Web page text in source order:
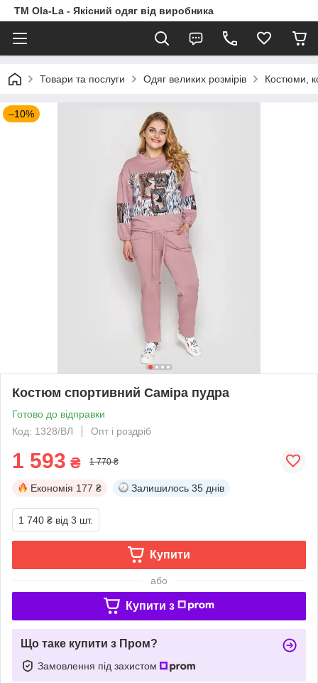
TM Ola-La - Якісний одяг від виробника
Товари та послуги Одяг великих розмірів Костюми,
–10%
Костюм спортивний Саміра пудра
Готово до відправки
Код: 1328/ВЛ
Опт і роздріб
1 593 ₴ 1 770 ₴
Економія 177 ₴ Залишилось 35 днів
1 740 ₴ від 3 шт.
Купити
або
Купити з
Що таке купити з Пром?
Замовлення під захистом